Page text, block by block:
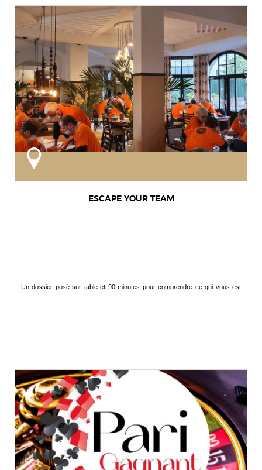
ESCAPE YOUR TEAM
Un dossier posé sur table et 90 minutes pour comprendre ce qui vous est